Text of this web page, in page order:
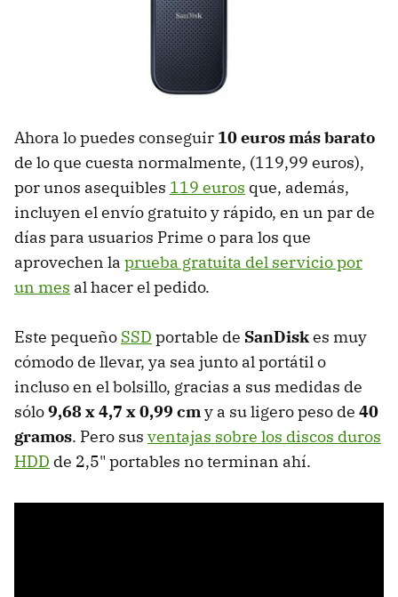
Ahora lo puedes conseguir 10 euros más barato
de lo que cuesta normalmente, (119,99 euros),
por unos asequibles 119 euros que, además,
incluyen el envío gratuito y rápido, en un par de
días para usuarios Prime o para los que
aprovechen la prueba gratuita del servicio por
un mes al hacer el pedido.
Este pequeño SSD portable de SanDiskes muy
cómodo de llevar, ya sea junto al portátil o
incluso en el bolsillo, gracias a sus medidas de
sólo9,68 x 4,7 x 0,99 cmy a su ligero peso de 40
gramos. Pero sus ventajas sobre los discos duros
HDD de 2,5" portables no terminan ahí.